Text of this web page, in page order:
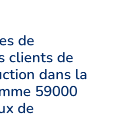
de
clients de
dans la
59000
de